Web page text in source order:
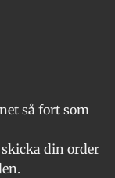
så fort som
din order